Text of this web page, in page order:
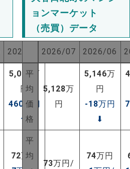
2025/07
5,064万
円
460 万円
⬆
72万円
ョンマーケット
（売買）データ
2026/07 2026/06
平
均
価
格
5,128万
円
5,146万
円
-18万円
⬇
平
均
73万円/
74万円